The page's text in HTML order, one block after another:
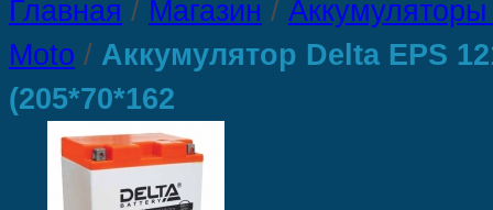
Главная / Магазин /
Moto / Аккумулятор Delta EPS
(205*70*162